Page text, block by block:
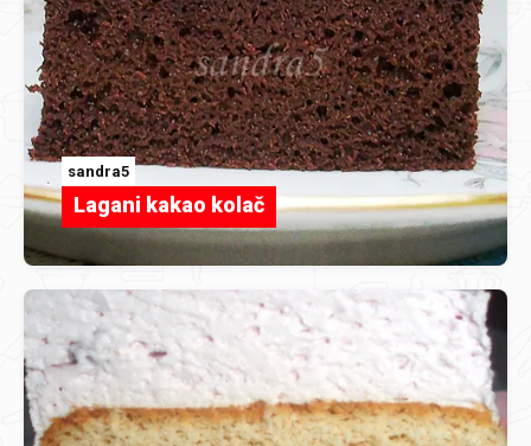
sandra5
Lagani kakao kolač